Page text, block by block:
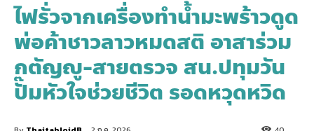
ไฟรั่วจากเครื่องทำน้ำมะพร้าวดูด
พ่อค้าชาวลาวหมดสติ อาสาร่วม
กตัญญู-สายตรวจ สน.ปทุมวัน
ปั๊มหัวใจช่วยชีวิต รอดหวุดหวิด